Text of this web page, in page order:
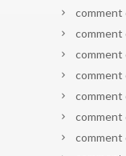
comment
comment
comment
comment
comment
comment
comment